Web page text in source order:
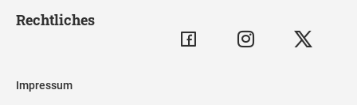
Rechtliches
Impressum